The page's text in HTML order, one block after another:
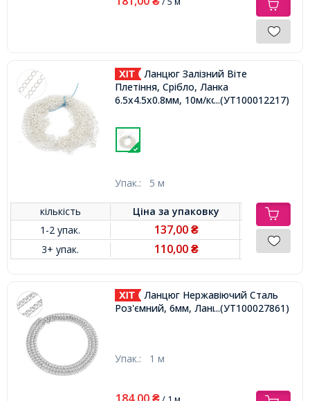
Ланцюг Залізний Віте
Плетіння, Срібло, Ланка
6.5х4.5х0.8мм, 10м/котушка,...(УТ100012217)
Упак.: 5 м
кількість Ціна заупаковку
1-2 упак.
137,00 ₴
3+ упак. 110,00 ₴
Ланцюг Нержавіючий Сталь
Роз'ємний, 6мм, Ланка 9х6х2мм,
...(УТ100027861)
Упак.: 1 м
₴